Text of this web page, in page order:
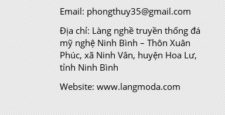
Email: phongthuy35@gmail.com
Địa chỉ:Làng nghề truyền thống đá
mỹ nghệ Ninh Bình – Thôn Xuân
Phúc, xã Ninh Vân, huyện Hoa Lư,
tỉnh Ninh Bình
Website: www.langmoda.com